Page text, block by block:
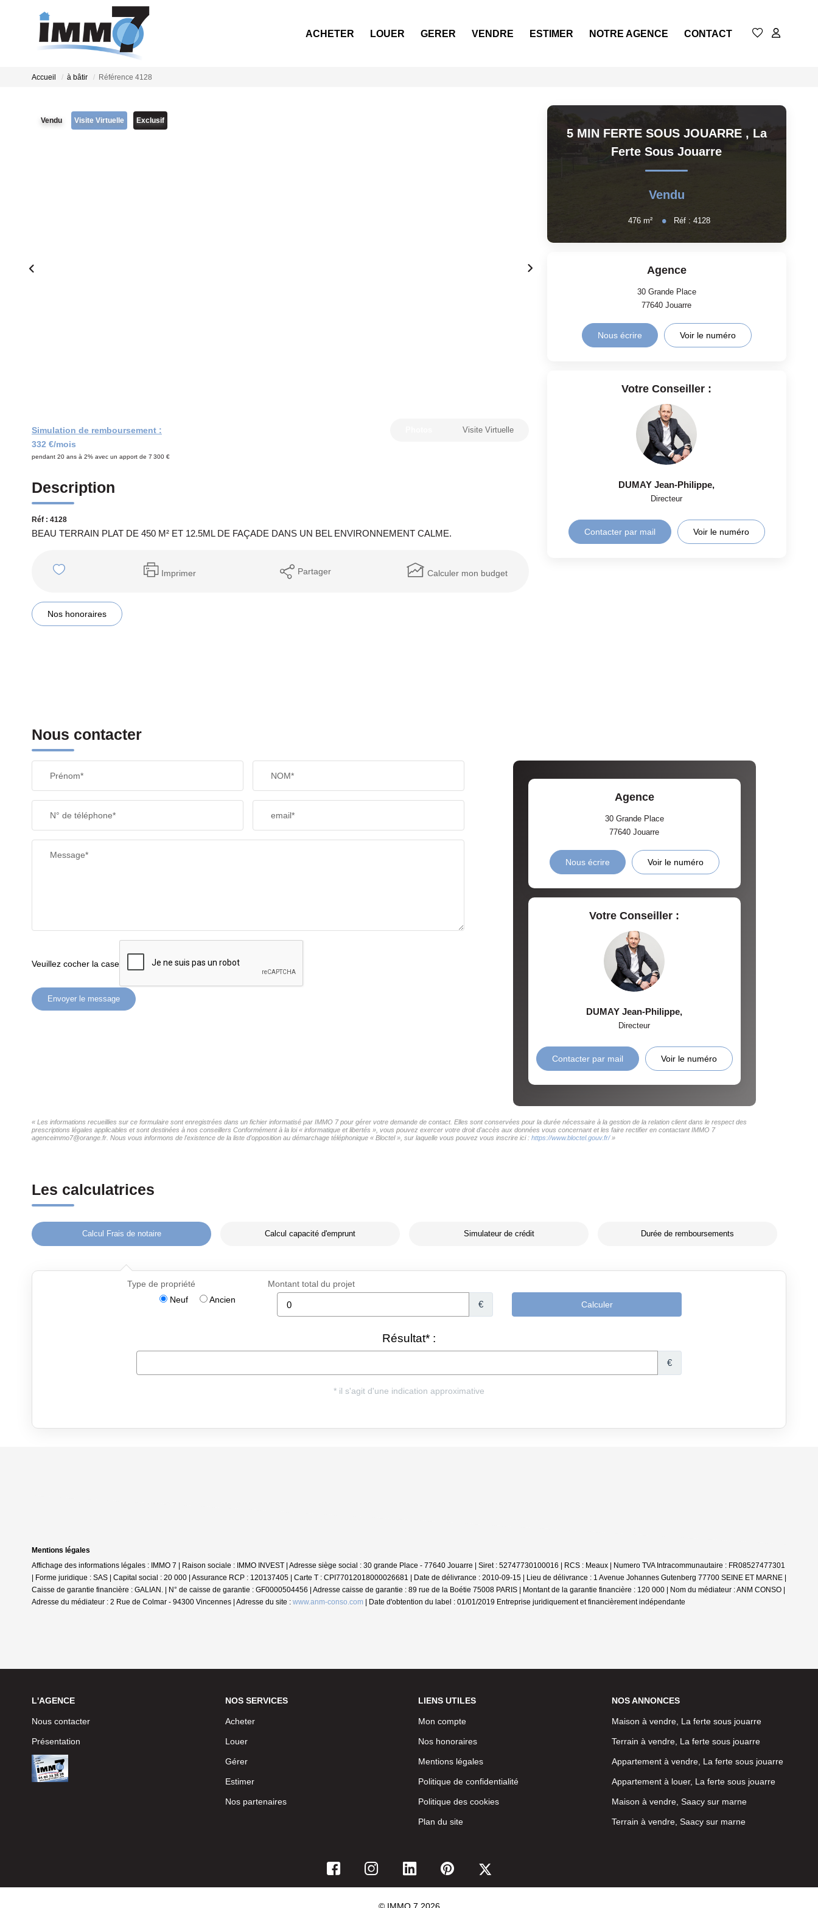
ACHETER LOUER GERER VENDRE ESTIMER NOTRE AGENCE CONTACT
Accueil à bâtir Référence 4128
Vendu Visite Virtuelle Exclusif
Simulation de remboursement :
332 €/mois
pendant 20 ans à 2% avec un apport de 7 300 €
Visite Virtuelle
Description
Réf : 4128
BEAU TERRAIN PLAT DE 450 M² ET 12.5ML DE FAÇADE DANS UN BEL ENVIRONNEMENT CALME.
Imprimer Partager Calculer mon budget
Nos honoraires
5 MIN FERTE SOUS JOUARRE , La
Ferte Sous Jouarre
Vendu
476 m² Réf : 4128
Agence
30 Grande Place
77640Jouarre
Nous écrire Voir le numéro
Votre Conseiller :
DUMAY Jean-Philippe,
Directeur
Contacter par mail Voir le numéro
Nous contacter
Prénom* NOM*
N° de téléphone* email*
Message*
Veuillez cocher la case
Envoyer le message
Agence
30 Grande Place
77640Jouarre
Nous écrire Voir le numéro
Votre Conseiller :
DUMAY Jean-Philippe,
Directeur
Contacter par mail Voir le numéro
« Les informations recueillies sur ce formulaire sont enregistrées dans un fichier informatisé par IMMO 7 pour gérer votre demande de contact. Elles sont conservées pour la durée nécessaire à la gestion de la relation client dans le respect des
prescriptions légales applicables et sont destinées à nos conseillers Conformément à la loi « informatique et libertés », vous pouvez exercer votre droit d'accès aux données vous concernant et les faire rectifier en contactant IMMO 7
agenceimmo7@orange.fr. Nous vous informons de l'existence de la liste d'opposition au démarchage téléphonique « Bloctel », sur laquelle vous pouvez vous inscrire ici : https://www.bloctel.gouv.fr/»
Les calculatrices
Calcul Frais de notaire Calcul capacité d'emprunt Simulateur de crédit Durée de remboursements
Mentions légales
Affichage des informations légales : IMMO 7 | Raison sociale : IMMO INVEST | Adresse siège social : 30 grande Place - 77640 Jouarre | Siret : 52747730100016 | RCS : Meaux | Numero TVA Intracommunautaire : FR08527477301
| Forme juridique : SAS | Capital social : 20 000 | Assurance RCP : 120137405 | Carte T : CPI77012018000026681 | Date de délivrance : 2010-09-15 | Lieu de délivrance : 1 Avenue Johannes Gutenberg 77700 SEINE ET MARNE |
Caisse de garantie financière : GALIAN. | N° de caisse de garantie : GF0000504456 | Adresse caisse de garantie : 89 rue de la Boétie 75008 PARIS | Montant de la garantie financière : 120 000 | Nom du médiateur : ANM CONSO |
Adresse du médiateur : 2 Rue de Colmar - 94300 Vincennes | Adresse du site : www.anm-conso.com | Date d'obtention du label : 01/01/2019 Entreprise juridiquement et financièrement indépendante
L'AGENCE
Nous contacter
Présentation
NOS SERVICES
Acheter
Louer
Gérer
Estimer
Nos partenaires
LIENS UTILES
Mon compte
Nos honoraires
Mentions légales
Politique de confidentialité
Politique des cookies
Plan du site
NOS ANNONCES
Maison à vendre, La ferte sous jouarre
Terrain à vendre, La ferte sous jouarre
Appartement à vendre, La ferte sous jouarre
Appartement à louer, La ferte sous jouarre
Maison à vendre, Saacy sur marne
Terrain à vendre, Saacy sur marne